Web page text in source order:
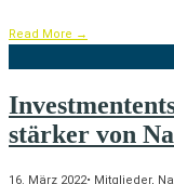
Read More →
stärker von
16. März 2022• Mitglieder,